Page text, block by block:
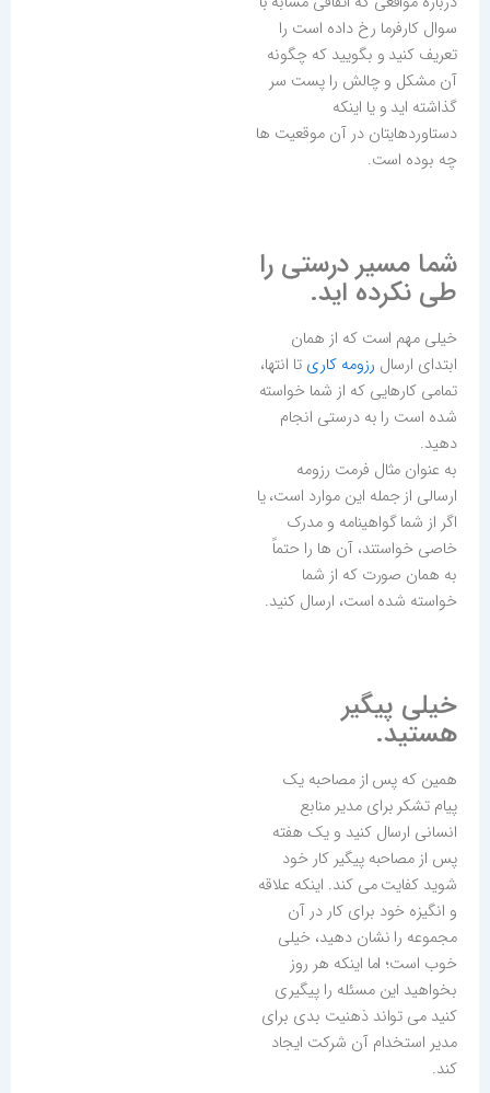
سوال کارفرما رخ داده است را
تعریف کنید و بگویید که چگونه
آن مشکل و چالش را پست سر
گذاشته اید و یا اینکه
دستاوردهایتان در آن موقعیت ها
چه بوده است.
شما مسیر درستی را
طی نکرده اید.
خیلی مهم است که از همان
ابتدای ارسال رزومه کاری تا انتها،
تمامی کارهایی که از شما خواسته
شده است را به درستی انجام
دهید.
به عنوان مثال فرمت رزومه
ارسالی از جمله این موارد است، یا
اگر از شما گواهینامه و مدرک
خاصی خواستند، آن ها را حتماً
به همان صورت که از شما
خواسته شده است، ارسال کنید.
خیلی پیگیر
هستید.
همین که پس از مصاحبه یک
پیام تشکر برای مدیر منابع
انسانی ارسال کنید و یک هفته
پس از مصاحبه پیگیر کار خود
شوید کفایت می کند. اینکه علاقه
و انگیزه خود برای کار در آن
مجموعه را نشان دهید، خیلی
خوب است؛ اما اینکه هر روز
بخواهید این مسئله را پیگیری
کنید می تواند ذهنیت بدی برای
مدیر استخدام آن شرکت ایجاد
کند.